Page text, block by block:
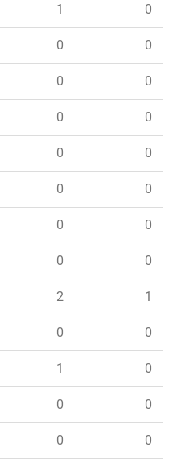
1 0
0 0
0 0
0 0
0 0
0 0
0 0
0 0
2 1
0 0
1 0
0 0
0 0